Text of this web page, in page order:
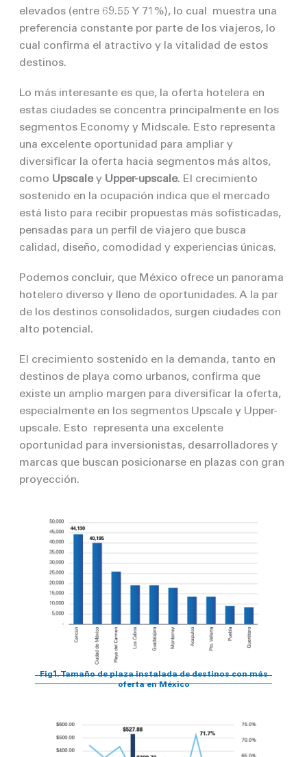
elevados (entre 69.55 Y 71%), lo cual muestra una
preferencia constante por parte de los viajeros, lo
cual confirma el atractivo y la vitalidad de estos
destinos.
Lo más interesante es que, la oferta hotelera en
estas ciudades se concentra principalmente en los
segmentos Economy y Midscale. Esto representa
una excelente oportunidad para ampliar y
diversificar la oferta hacia segmentos más altos,
como Upscaley Upper-upscale. El crecimiento
sostenido en la ocupación indica que el mercado
está listo para recibir propuestas más sofisticadas,
pensadas para un perfil de viajero que busca
calidad, diseño, comodidad y experiencias únicas.
Podemos concluir, que México ofrece un panorama
hotelero diverso y lleno de oportunidades. A la par
de los destinos consolidados, surgen ciudades con
alto potencial.
El crecimiento sostenido en la demanda, tanto en
destinos de playa como urbanos, confirma que
existe un amplio margen para diversificar la oferta,
especialmente en los segmentos Upscale y Upper-
upscale. Esto representa una excelente
oportunidad para inversionistas, desarrolladores y
marcas que buscan posicionarse en plazas con gran
proyección.
Fig1. Tamaño de plaza instalada de destinos con más
oferta en México